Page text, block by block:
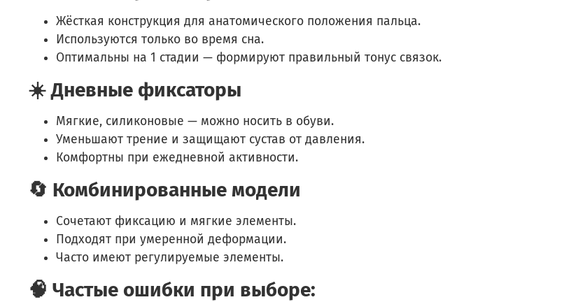
Жёсткая конструкция для анатомического положения пальца.
Используются только во время сна.
Оптимальны на 1 стадии — формируют правильный тонус связок.
☀️ Дневные фиксаторы
Мягкие, силиконовые — можно носить в обуви.
Уменьшают трение и защищают сустав от давления.
Комфортны при ежедневной активности.
🔄 Комбинированные модели
Сочетают фиксацию и мягкие элементы.
Подходят при умеренной деформации.
Часто имеют регулируемые элементы.
🧠 Частые ошибки при выборе: